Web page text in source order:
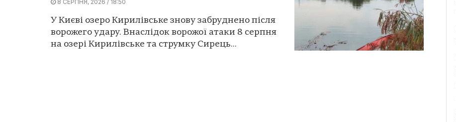
8 СЕРПНЯ, 2026 / 18:50
У Києві озеро Кирилівське знову забруднено після
ворожего удару. Внаслідок ворожої атаки 8 серпня
на озері Кирилівське та струмку Сирець...